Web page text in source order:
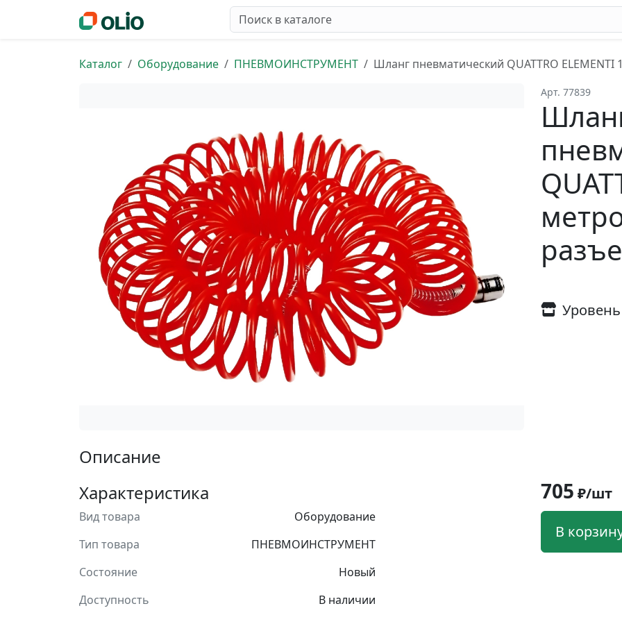
Каталог Оборудование ПНЕВМОИНСТРУМЕНТ Шланг пневматический QUATTRO
Описание
Характеристика
Вид товара
Оборудование
Тип товара
ПНЕВМОИНСТРУМЕНТ
Состояние
Новый
Доступность
В наличии
Арт. 77839
705 ₽/шт
В